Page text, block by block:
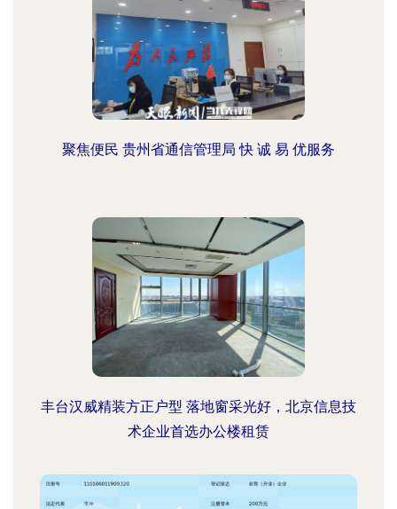
聚焦便民 贵州省通信管理局 快 诚 易 优服务
丰台汉威精装方正户型 落地窗采光好，北京信息技
术企业首选办公楼租赁